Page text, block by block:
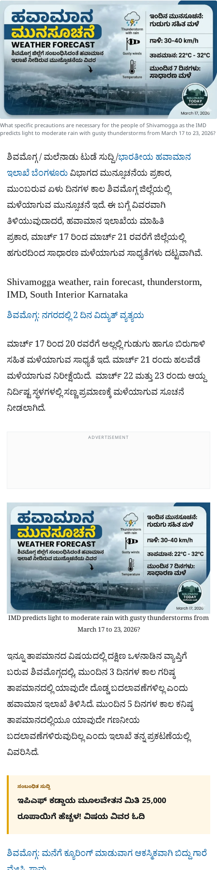
p
p
o
k
a
a
r
e
What specific precautions are necessary for the people of Shivamogga as the IMD
predicts light to moderate rain with gusty thunderstorms from March 17 to 23, 2026?
ಶಿವಮೊಗ್ಗ / ಮಲೆನಾಡು ಟುಡೆ ಸುದ್ದಿ /ಭಾರತೀಯ ಹವಾಮಾನ
ಇಲಾಖೆ ಬೆಂಗಳೂರುವಿಭಾಗದ ಮುನ್ಸೂಚನೆಯ ಪ್ರಕಾರ,
ಮುಂಬರುವ ಏಳು ದಿನಗಳ ಕಾಲ ಶಿವಮೊಗ್ಗ ಜಿಲ್ಲೆಯಲ್ಲಿ
ಮಳೆಯಾಗುವ ಮುನ್ಸೂಚನೆ ಇದೆ. ಈ ಬಗ್ಗೆ ವಿವರವಾಗಿ
ತಿಳಿಯುವುದಾದರೆ, ಹವಾಮಾನ ಇಲಾಖೆಯ ಮಾಹಿತಿ
ಪ್ರಕಾರ, ಮಾರ್ಚ್ 17 ರಿಂದ ಮಾರ್ಚ್ 21 ರವರೆಗೆ ಜಿಲ್ಲೆಯಲ್ಲಿ
ಹಗುರದಿಂದ ಸಾಧಾರಣ ಮಳೆಯಾಗುವ ಸಾಧ್ಯತೆಗಳು ದಟ್ಟವಾಗಿವೆ.
Shivamogga weather, rain forecast, thunderstorm,
IMD, South Interior Karnataka
ಶಿವಮೊಗ್ಗ: ನಗರದಲ್ಲಿ 2 ದಿನ ವಿದ್ಯುತ್ ವ್ಯತ್ಯಯ
ಮಾರ್ಚ್ 17 ರಿಂದ 20 ರವರೆಗೆ ಅಲ್ಲಲ್ಲಿ ಗುಡುಗು ಹಾಗೂ ಬಿರುಗಾಳಿ
ಸಹಿತ ಮಳೆಯಾಗುವ ಸಾಧ್ಯತೆ ಇದೆ. ಮಾರ್ಚ್ 21 ರಂದು ಹಲವೆಡೆ
ಮಳೆಯಾಗುವ ನಿರೀಕ್ಷೆಯಿದೆ. ಮಾರ್ಚ್ 22 ಮತ್ತು 23 ರಂದು ಆಯ್ದ
ನಿರ್ದಿಷ್ಟ ಸ್ಥಳಗಳಲ್ಲಿ ಸಣ್ಣ ಪ್ರಮಾಣಕ್ಕೆ ಮಳೆಯಾಗುವ ಸೂಚನೆ
ನೀಡಲಾಗಿದೆ.
ADVERTISEMENT
IMD predicts light to moderate rain with gusty thunderstorms from
March 17 to 23, 2026?
ಇನ್ನೂ ತಾಪಮಾನದ ವಿಷಯದಲ್ಲಿ ದಕ್ಷಿಣ ಒಳನಾಡಿನ ವ್ಯಾಪ್ತಿಗೆ
ಬರುವ ಶಿವಮೊಗ್ಗದಲ್ಲಿ, ಮುಂದಿನ 3 ದಿನಗಳ ಕಾಲ ಗರಿಷ್ಠ
ತಾಪಮಾನದಲ್ಲಿ ಯಾವುದೇ ದೊಡ್ಡ ಬದಲಾವಣೆಗಳಿಲ್ಲ ಎಂದು
ಹವಾಮಾನ ಇಲಾಖೆ ತಿಳಿಸಿದೆ. ಮುಂದಿನ 5 ದಿನಗಳ ಕಾಲ ಕನಿಷ್ಠ
ತಾಪಮಾನದಲ್ಲಿಯೂ ಯಾವುದೇ ಗಣನೀಯ
ಬದಲಾವಣೆಗಳಿರುವುದಿಲ್ಲ ಎಂದು ಇಲಾಖೆ ತನ್ನ ಪ್ರಕಟಣೆಯಲ್ಲಿ
ವಿವರಿಸಿದೆ.
ಸಂಬಂಧಿತ ಸುದ್ದಿ
ಇಪಿಎಫ್ ಕಡ್ಡಾಯ ಮೂಲವೇತನ ಮಿತಿ 25,000
ರೂಪಾಯಿಗೆ ಹೆಚ್ಚಳ! ವಿಷಯ ವಿವರ ಓದಿ
ಶಿವಮೊಗ್ಗ: ಮನೆಗೆ ಕ್ಯೂರಿಂಗ್ ಮಾಡುವಾಗ ಆಕಸ್ಮಿಕವಾಗಿ ಬಿದ್ದು ಗಾರೆ